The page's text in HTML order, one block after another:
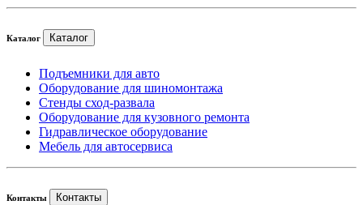
Каталог Каталог
Подъемники для авто
Оборудование для шиномонтажа
Стенды сход-развала
Оборудование для кузовного ремонта
Гидравлическое оборудование
Мебель для автосервиса
Контакты Контакты